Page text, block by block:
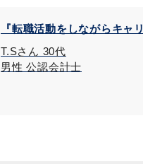
『転職活動をしながらキャ
T.Sさん 30代
男性 公認会計士